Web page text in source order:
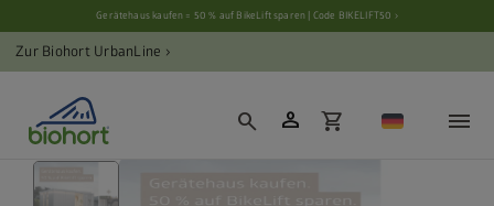
Cookie-EinstellungenGerätehaus kaufen = 50 % auf BikeLift sparen | Code BIKELIFT50 ›
Zur Biohort UrbanLine ›
search person shopping_cart